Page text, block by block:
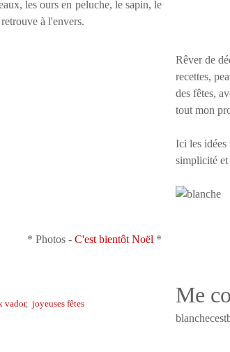
les ours en peluche, le sapin, le
à l'envers.
* Photos - C'est bientôt Noël *
vador, joyeuses fêtes
Rêver de
recettes,
des fêtes,
tout mon
Ici les idées
simplicité
Me